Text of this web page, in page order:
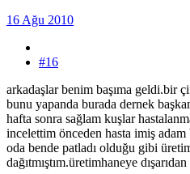
16 Ağu 2010
#16
arkadaşlar benim başıma geldi.bir
bunu yapanda burada dernek
hafta sonra sağlam kuşlar
incelettim önceden hasta imiş
oda bende patladı olduğu gibi
dağıtmıştım.üretimhaneye